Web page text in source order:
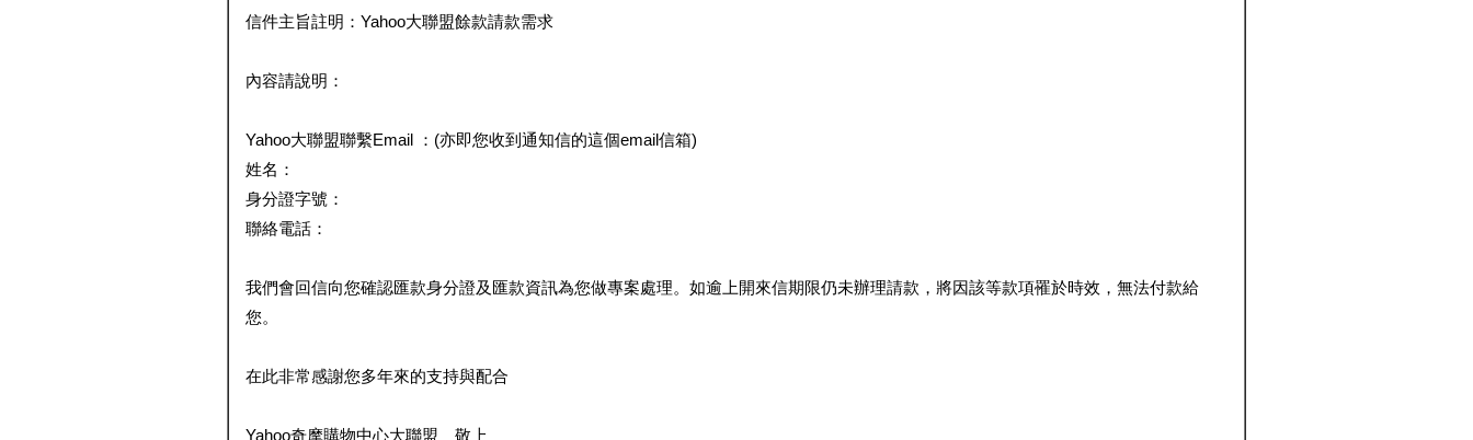
信件主旨註明：Yahoo大聯盟餘款請款需求
內容請說明：
Yahoo大聯盟聯繫Email ：(亦即您收到通知信的這個email信箱)
姓名：
身分證字號：
聯絡電話：
我們會回信向您確認匯款身分證及匯款資訊為您做專案處理。如逾上開來信期限仍未辦理請款，將因該等款項罹於時效，無法付款給
您。
在此非常感謝您多年來的支持與配合
Yahoo奇摩購物中心大聯盟 敬上